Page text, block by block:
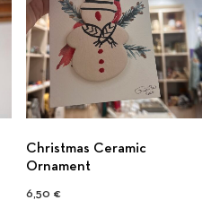
Christmas Ceramic
Ornament
6,50 €